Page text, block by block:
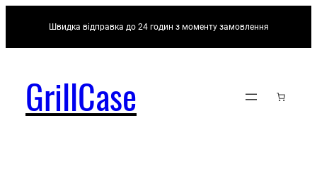
вмісту
Швидка відправка до 24 годин з моменту замовлення
GrillCase